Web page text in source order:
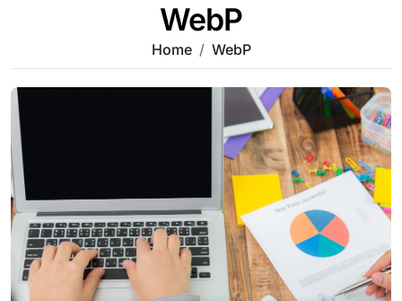
WebP
Home WebP